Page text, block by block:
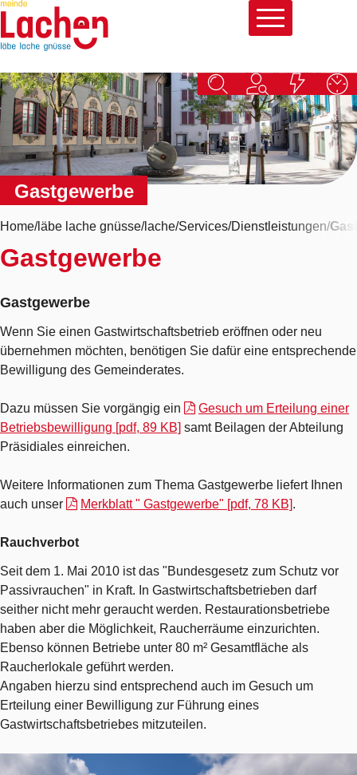
Navigieren in Lachen
Schnellnavigation
Gastgewerbe
Home läbe lache gnüsse lache Services Dienstleistungen
Gastgewerbe
Gastgewerbe
Gastgewerbe
Wenn Sie einen Gastwirtschaftsbetrieb eröffnen oder neu
übernehmen möchten, benötigen Sie dafür eine entsprechende
Bewilligung des Gemeinderates.
Dazu müssen Sie vorgängig ein
Gesuch um Erteilung einer
Betriebsbewilligung [pdf, 89 KB] samt Beilagen der Abteilung
Präsidiales einreichen.
Weitere Informationen zum Thema Gastgewerbe liefert Ihnen
auch unser
Merkblatt " Gastgewerbe" [pdf, 78 KB].
Rauchverbot
Seit dem 1. Mai 2010 ist das "Bundesgesetz zum Schutz vor
Passivrauchen" in Kraft. In Gastwirtschaftsbetrieben darf
seither nicht mehr geraucht werden. Restaurationsbetriebe
haben aber die Möglichkeit, Raucherräume einzurichten.
Ebenso können Betriebe unter 80 m² Gesamtfläche als
Raucherlokale geführt werden.
Angaben hierzu sind entsprechend auch im Gesuch um
Erteilung einer Bewilligung zur Führung eines
Gastwirtschaftsbetriebes mitzuteilen.